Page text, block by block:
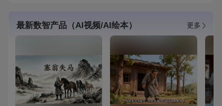
最新数智产品（AI视频/AI绘本） 更多